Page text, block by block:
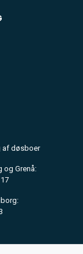
af døsboer
og Grenå: